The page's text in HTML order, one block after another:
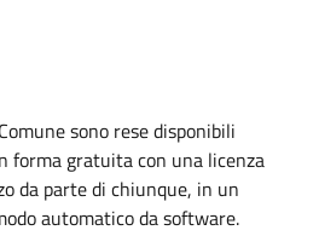
sono rese disponibili
forma gratuita con una licenza
da parte di chiunque, in un
automatico da software.